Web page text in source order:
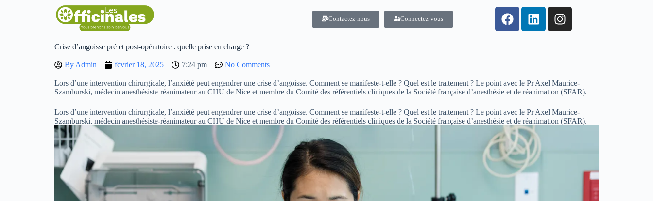
Contactez-nous Connectez-vous
Crise d’angoisse pré et post-opératoire : quelle prise en charge ?
By Admin février 18, 2025 7:24 pm No Comments
Lors d’une intervention chirurgicale, l’anxiété peut engendrer une crise d’angoisse. Comment se manifeste-t-elle ? Quel est le traitement ? Le point avec le Pr Axel Maurice-
Szamburski, médecin anesthésiste-réanimateur au CHU de Nice et membre du Comité des référentiels cliniques de la Société française d’anesthésie et de réanimation (SFAR).
Lors d’une intervention chirurgicale, l’anxiété peut engendrer une crise d’angoisse. Comment se manifeste-t-elle ? Quel est le traitement ? Le point avec le Pr Axel Maurice-
Szamburski, médecin anesthésiste-réanimateur au CHU de Nice et membre du Comité des référentiels cliniques de la Société française d’anesthésie et de réanimation (SFAR).